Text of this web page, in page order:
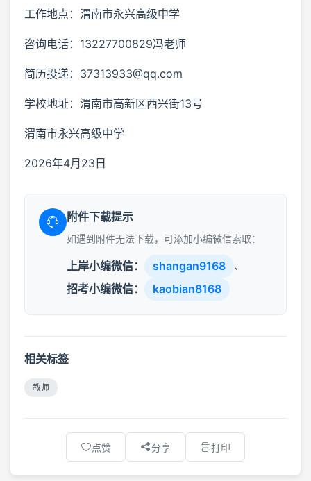
工作地点：渭南市永兴高级中学
咨询电话：13227700829冯老师
简历投递：37313933@qq.com
学校地址：渭南市高新区西兴街13号
渭南市永兴高级中学
2026年4月23日
附件下载提示
如遇到附件无法下载，可添加小编微信索取：
上岸小编微信： shangan9168 、
招考小编微信： kaobian8168
相关标签
教师
点赞 分享 打印